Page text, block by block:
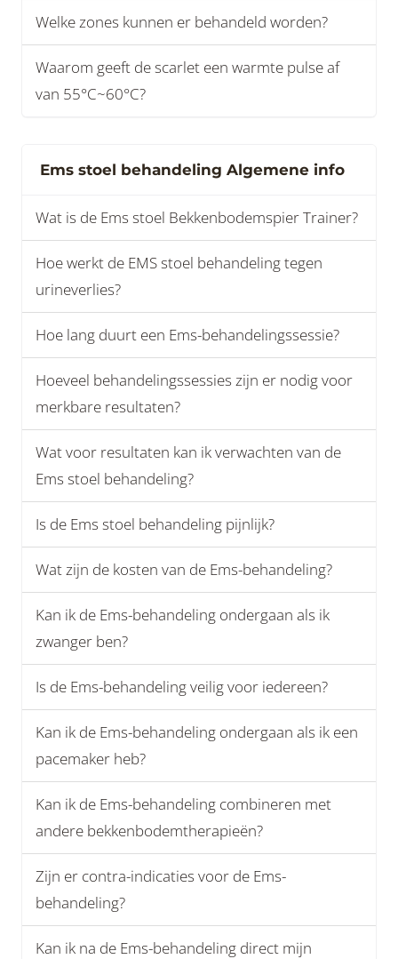
Welke zones kunnen er behandeld worden?
Waarom geeft de scarlet een warmte pulse af
van 55°C~60°C?
Ems stoel behandeling Algemene info
Wat is de Ems stoel Bekkenbodemspier Trainer?
Hoe werkt de EMS stoel behandeling tegen
urineverlies?
Hoe lang duurt een Ems-behandelingssessie?
Hoeveel behandelingssessies zijn er nodig voor
merkbare resultaten?
Wat voor resultaten kan ik verwachten van de
Ems stoel behandeling?
Is de Ems stoel behandeling pijnlijk?
Wat zijn de kosten van de Ems-behandeling?
Kan ik de Ems-behandeling ondergaan als ik
zwanger ben?
Is de Ems-behandeling veilig voor iedereen?
Kan ik de Ems-behandeling ondergaan als ik een
pacemaker heb?
Kan ik de Ems-behandeling combineren met
andere bekkenbodemtherapieën?
Zijn er contra-indicaties voor de Ems-
behandeling?
Kan ik na de Ems-behandeling direct mijn